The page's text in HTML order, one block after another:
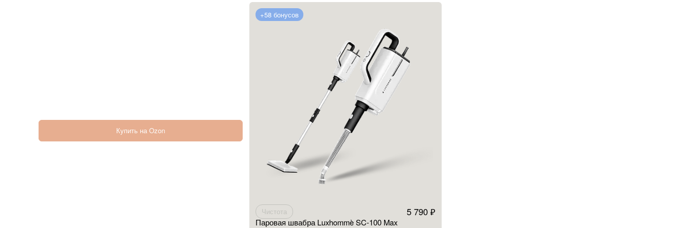
Купить на Ozon
+58 бонусов
Чистота
Паровая швабра Luxhommè SC-100 Max
5 790 ₽